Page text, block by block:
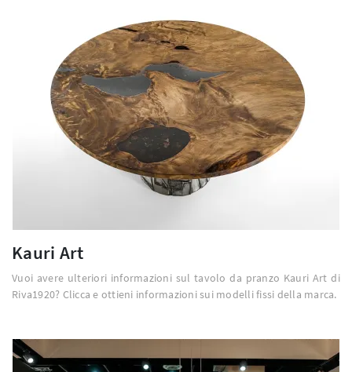
Kauri Art
Vuoi avere ulteriori informazioni sul tavolo da pranzo Kauri Art di
Riva1920? Clicca e ottieni informazioni sui modelli fissi della marca.